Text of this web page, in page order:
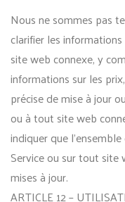
Nous ne sommes pas
clarifier les
site web connexe, y
informations sur les
précise de mise à jour
ou à tout site web
indiquer que
Service ou sur tout
mises à jour.
ARTICLE 12 –